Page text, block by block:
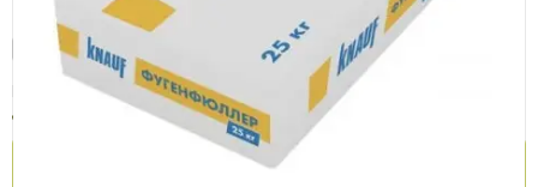
(0)
Безкоштовна доставка! Від 15000 грн єВідновлення
419.5 грн
Опт
414.5 грн
Купити